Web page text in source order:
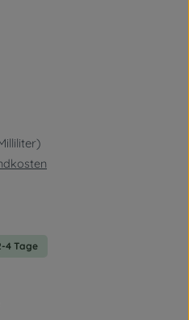
von 0 von 5 Sternen
4 Tage